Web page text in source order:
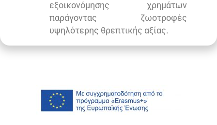
εξοικονόμησης χρημάτων
παράγοντας ζωοτροφές
υψηλότερης θρεπτικής αξίας.